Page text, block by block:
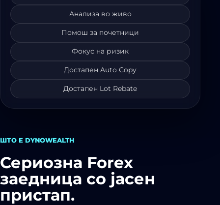
Анализа во живо
Помош за почетници
Фокус на ризик
Достапен Auto Copy
Достапен Lot Rebate
ШТО Е DYNOWEALTH
Сериозна Forex
заедница со јасен
пристап.